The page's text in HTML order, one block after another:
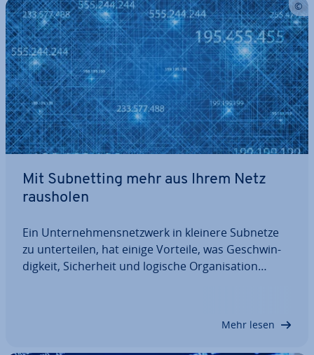
Mit Sub­net­ting mehr aus Ihrem Netz
rausholen
Ein Un­ter­neh­mens­netz­werk in kleinere Subnetze
zu un­ter­tei­len, hat einige Vorteile, was Ge­schwin­
dig­keit, Si­cher­heit und logische Or­ga­ni­sa­ti­on
Mehr lesen